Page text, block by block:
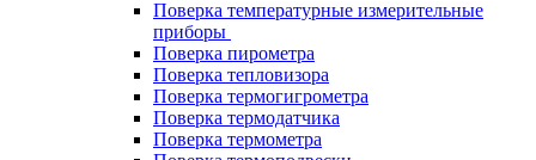
Поверка температурные измерительные
приборы
Поверка пирометра
Поверка тепловизора
Поверка термогигрометра
Поверка термодатчика
Поверка термометра